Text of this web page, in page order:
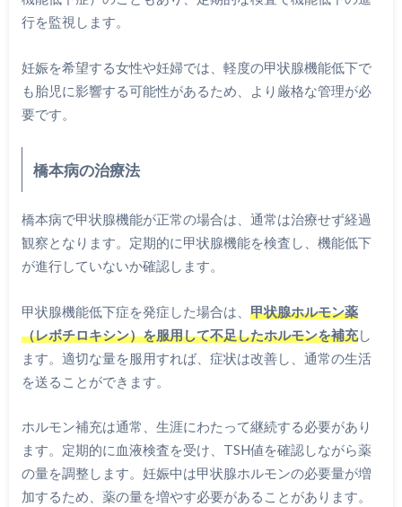
行を監視します。
妊娠を希望する女性や妊婦では、軽度の甲状腺機能低下で
も胎児に影響する可能性があるため、より厳格な管理が必
要です。
橋本病の治療法
橋本病で甲状腺機能が正常の場合は、通常は治療せず経過
観察となります。定期的に甲状腺機能を検査し、機能低下
が進行していないか確認します。
甲状腺機能低下症を発症した場合は、 甲状腺ホルモン薬
（レボチロキシン）を服用して不足したホルモンを補充し
ます。適切な量を服用すれば、症状は改善し、通常の生活
を送ることができます。
ホルモン補充は通常、生涯にわたって継続する必要があり
ます。定期的に血液検査を受け、TSH値を確認しながら薬
の量を調整します。妊娠中は甲状腺ホルモンの必要量が増
加するため、薬の量を増やす必要があることがあります。